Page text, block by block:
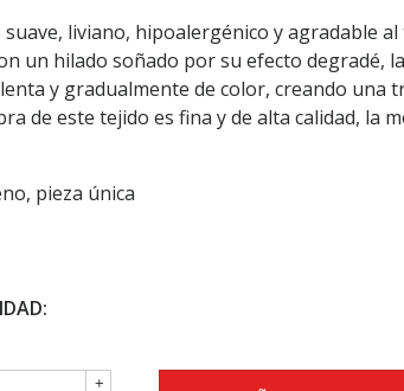
suave, liviano, hipoalergénico y agradable al
un hilado soñado por su efecto degradé,
y gradualmente de color, creando una
de este tejido es fina y de alta calidad, la
pieza única
+